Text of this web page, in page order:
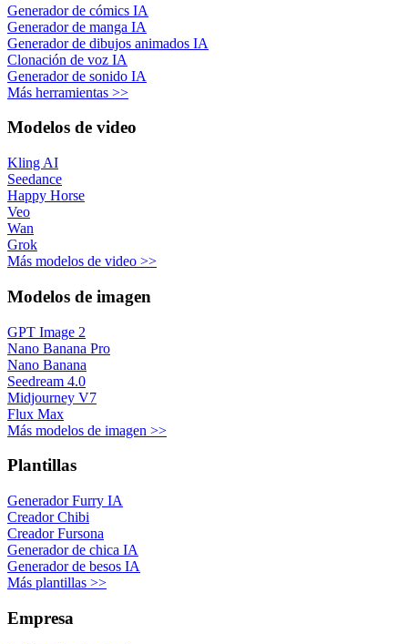
Generador de cómics IA
Generador de manga IA
Generador de dibujos animados IA
Clonación de voz IA
Generador de sonido IA
Más herramientas >>
Modelos de video
Kling AI
Seedance
Happy Horse
Veo
Wan
Grok
Más modelos de video >>
Modelos de imagen
GPT Image 2
Nano Banana Pro
Nano Banana
Seedream 4.0
Midjourney V7
Flux Max
Más modelos de imagen >>
Plantillas
Generador Furry IA
Creador Chibi
Creador Fursona
Generador de chica IA
Generador de besos IA
Más plantillas >>
Empresa